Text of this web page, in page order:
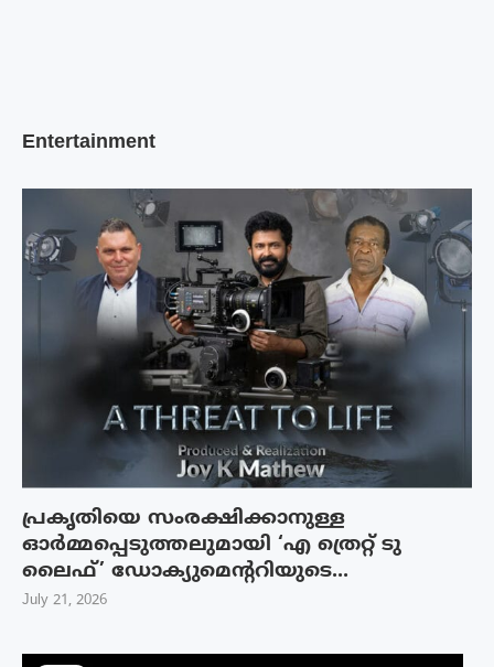
Entertainment
പ്രകൃതിയെ സംരക്ഷിക്കാനുള്ള
ഓർമ്മപ്പെടുത്തലുമായി ‘എ ത്രെറ്റ് ടു
ലൈഫ്’ ഡോക്യുമെന്ററിയുടെ...
July 21, 2026